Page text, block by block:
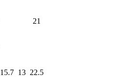
21
15.7 13 22.5